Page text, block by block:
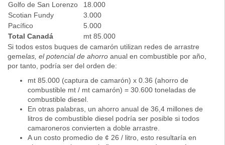
Golfo de San Lorenzo
18.000
Scotian Fundy
3.000
Pacífico
5.000
Total Canadá
mt 85.000
Si todos estos buques de camarón utilizan redes de arrastre
gemelas, el potencial de ahorro anual en combustible por año,
por tanto, podría ser del orden de:
mt 85.000 (captura de camarón) x 0.36 (ahorro de
combustible mt / mt camarón) = 30.600 toneladas de
combustible diesel.
En otras palabras, un ahorro anual de 36,4 millones de
litros de combustible diesel podría ser posible si todos
camaroneros convierten a doble arrastre.
A un costo promedio de ¢ 26 / litro, esto resultaría en